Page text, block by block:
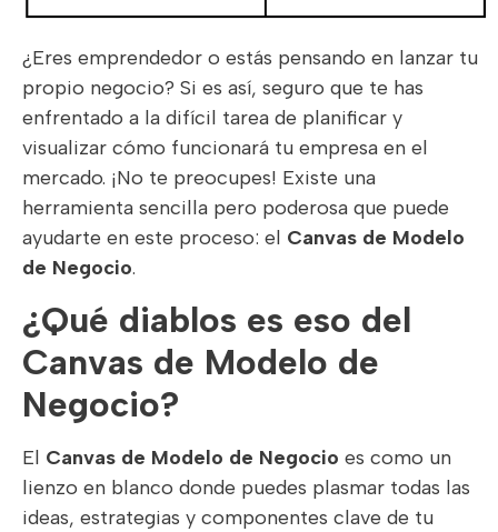
¿Eres emprendedor o estás pensando en lanzar tu
propio negocio? Si es así, seguro que te has
enfrentado a la difícil tarea de planificar y
visualizar cómo funcionará tu empresa en el
mercado. ¡No te preocupes! Existe una
herramienta sencilla pero poderosa que puede
ayudarte en este proceso: el Canvas de Modelo
de Negocio.
¿Qué diablos es eso del
Canvas de Modelo de
Negocio?
El Canvas de Modelo de Negocio es como un
lienzo en blanco donde puedes plasmar todas las
ideas, estrategias y componentes clave de tu